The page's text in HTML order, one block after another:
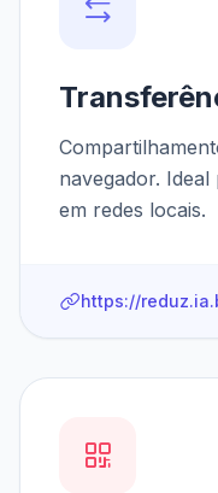
navegador.
em redes locais.
https://